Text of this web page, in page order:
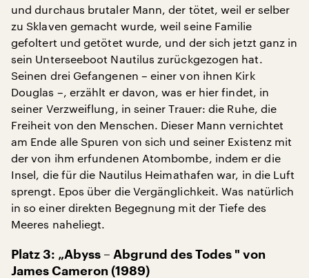
und durchaus brutaler Mann, der tötet, weil er selber
zu Sklaven gemacht wurde, weil seine Familie
gefoltert und getötet wurde, und der sich jetzt ganz in
sein Unterseeboot Nautilus zurückgezogen hat.
Seinen drei Gefangenen – einer von ihnen Kirk
Douglas –, erzählt er davon, was er hier findet, in
seiner Verzweiflung, in seiner Trauer: die Ruhe, die
Freiheit von den Menschen. Dieser Mann vernichtet
am Ende alle Spuren von sich und seiner Existenz mit
der von ihm erfundenen Atombombe, indem er die
Insel, die für die Nautilus Heimathafen war, in die Luft
sprengt. Epos über die Vergänglichkeit. Was natürlich
in so einer direkten Begegnung mit der Tiefe des
Meeres naheliegt.
Platz 3: „Abyss – Abgrund des Todes " von
James Cameron (1989)